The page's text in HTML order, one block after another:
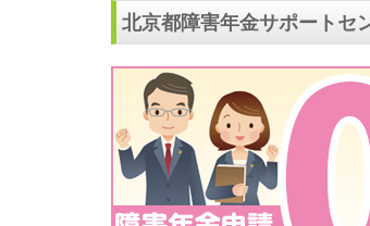
北京都障害年金サポートセ